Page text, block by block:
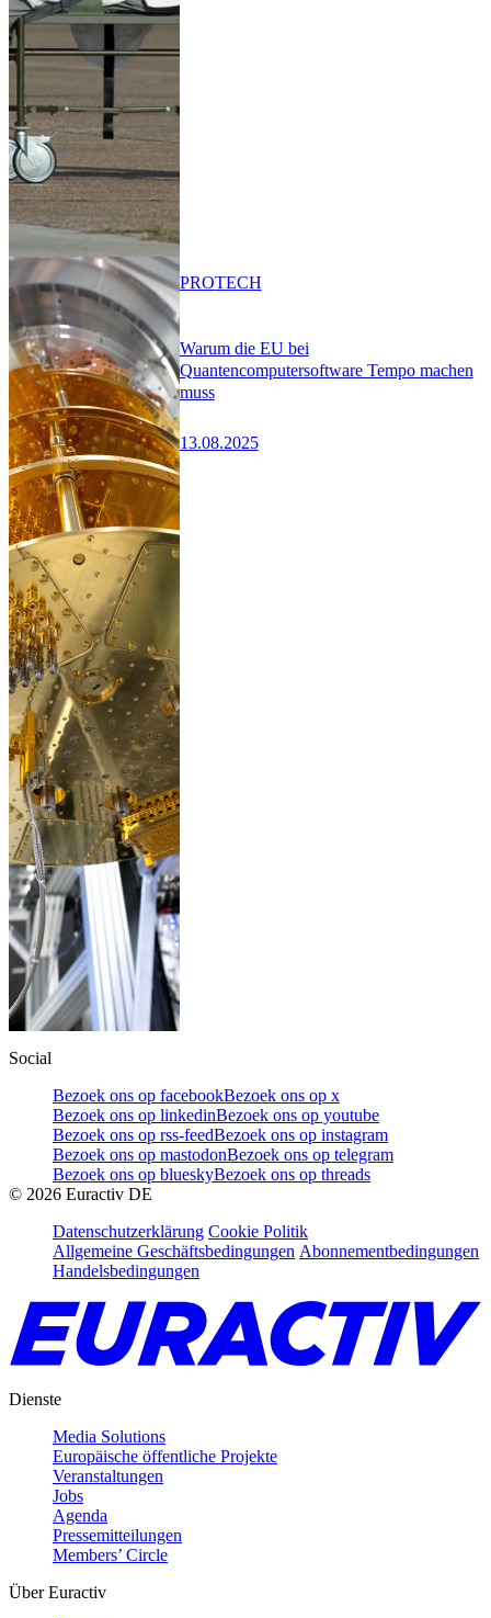
Warum die EU bei
Quantencomputersoftware Tempo machen
muss
13.08.2025
PROTECH
Social
Bezoek ons op facebookBezoek ons op x
Bezoek ons op linkedinBezoek ons op youtube
Bezoek ons op rss-feedBezoek ons op instagram
Bezoek ons op mastodonBezoek ons op telegram
Bezoek ons op blueskyBezoek ons op threads
© 2026 Euractiv DE
Datenschutzerklärung Cookie Politik
Allgemeine Geschäftsbedingungen Abonnementbedingungen
Handelsbedingungen
Dienste
Media Solutions
Europäische öffentliche Projekte
Veranstaltungen
Jobs
Agenda
Pressemitteilungen
Members’ Circle
Über Euractiv